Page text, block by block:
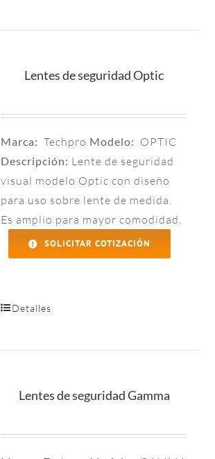
Lentes de seguridad Optic
Marca: Techpro Modelo: OPTIC
Descripción: Lente de seguridad
visual modelo Optic con diseño
para uso sobre lente de medida.
Es amplio para mayor comodidad.
SOLICITAR COTIZACIÓN
Detalles
Lentes de seguridad Gamma